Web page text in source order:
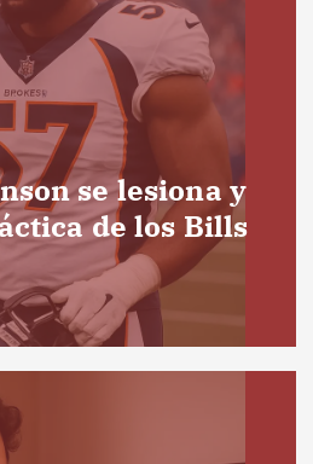
se lesiona y
de los Bills